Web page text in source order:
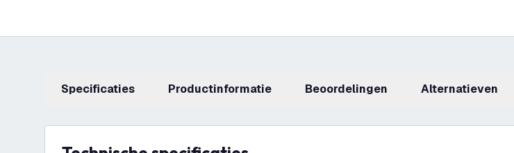
Specificaties productinformatie beoordelingen Alternatieven